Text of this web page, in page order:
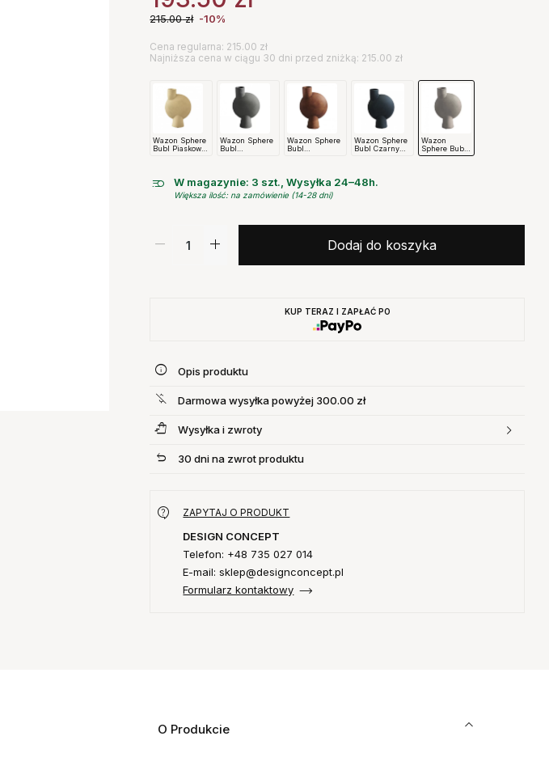
215.00zł -10%
Cena regularna: 215.00 zł
Najniższa cena w ciągu 30 dni przed zniżką: 215.00 zł
Wazon Sphere
Bubl Piaskowy
Wazon Sphere
Bubl
Wazon Sphere
Bubl
Wazon Sphere
Bubl Czarny
Wazon
Sphere Bubl
Taupe 101
W magazynie: 3 szt., Wysyłka 24–48h.
Większa ilość: na zamówienie (14-28 dni)
Dodaj do koszyka
KUP TERAZ I ZAPŁAĆ PO
Opis produktu
Darmowa wysyłka powyżej 300.00 zł
Wysyłka i zwroty
30 dni na zwrot produktu
ZAPYTAJ O PRODUKT
DESIGN CONCEPT
Telefon: +48 735 027 014
E-mail: sklep@designconcept.pl
Formularz kontaktowy
O Produkcie